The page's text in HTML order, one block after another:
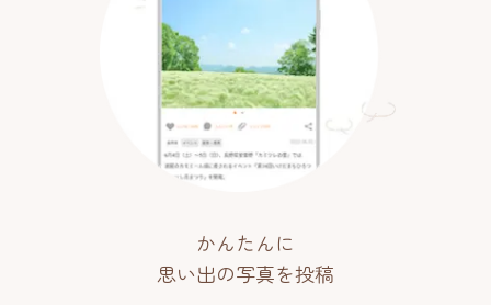
かんたんに
思い出の写真を投稿